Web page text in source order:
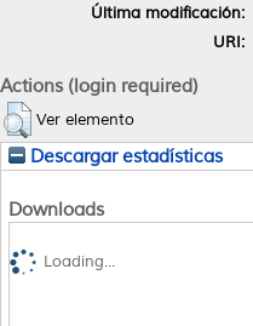
Última modificación:
URI:
Actions (login required)
Ver elemento
Descargar estadísticas
Downloads
Loading...